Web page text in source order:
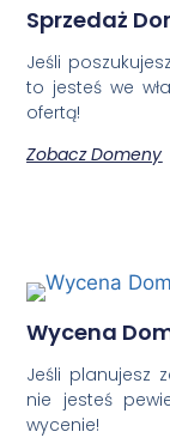
Sprzedaż
Jeśli
to jesteś we
ofertą!
Zobacz Domeny
Wycena
Jeśli planujesz
nie jesteś
wycenie!